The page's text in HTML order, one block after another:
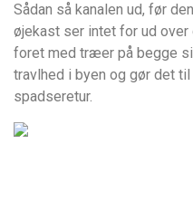
Sådan så kanalen ud, før
øjekast ser intet for ud
foret med træer på begge
travlhed i byen og gør det
spadseretur.